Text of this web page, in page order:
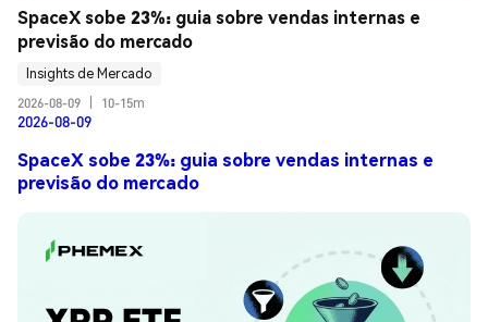
SpaceX sobe 23%: guia sobre vendas internas e
previsão do mercado
Insights de Mercado
2026-08-09
10-15m
2026-08-09
SpaceX sobe 23%: guia sobre vendas internas e
previsão do mercado